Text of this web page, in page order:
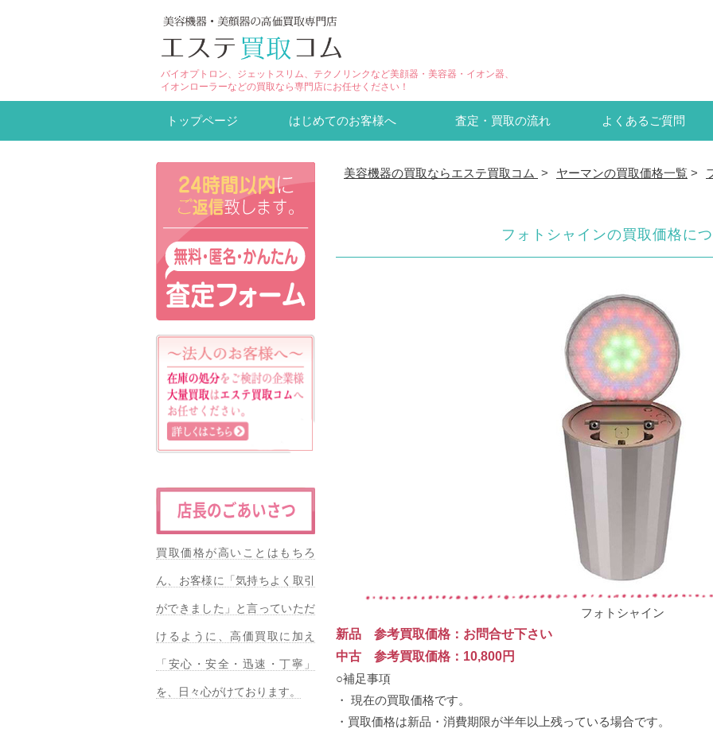
バイオプトロン、ジェットスリム、テクノリンクなど美顔器・美容器・イオン器、
イオンローラーなどの買取なら専門店にお任せください！
トップページ はじめてのお客様へ 査定・買取の流れ よくあるご質問
美容機器の買取ならエステ買取コム > ヤーマンの買取価格一覧 >
フォトシャインの買取価格に
フォトシャイン
新品 参考買取価格：お問合せ下さい
中古 参考買取価格：10,800円
○補足事項
・ 現在の買取価格です。
・買取価格は新品・消費期限が半年以上残っている場合です。
買取価格が高いことはもちろ
ん、お客様に「気持ちよく取引
ができました」と言っていただ
けるように、高価買取に加え
「安心・安全・迅速・丁寧」
を、日々心がけております。